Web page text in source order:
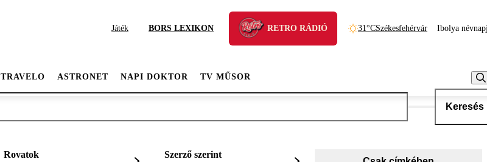
Játék BORS LEXIKON RETRO RÁDIÓ 31°CSzékesfehérvár Ibolya
TRAVELO ASTRONET NAPI DOKTOR TV MŰSOR
Keresés
Rovatok Szerző szerint